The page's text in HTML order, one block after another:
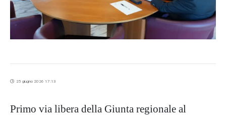
25 giugno 2026 17:13
Primo via libera della Giunta regionale al